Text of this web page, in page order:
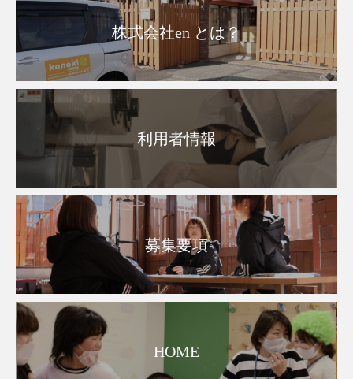
株式会社en とは？
利用者情報
募集要項
HOME